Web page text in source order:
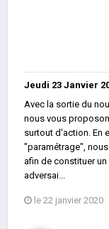
Jeudi 23 Janvier
Avec la sortie du
nous vous
surtout d'action. En
"paramétrage",
afin de constituer
adversai...
le 22 janvier 2020